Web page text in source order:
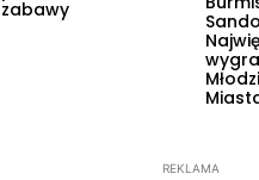
zabawy
REKLAMA